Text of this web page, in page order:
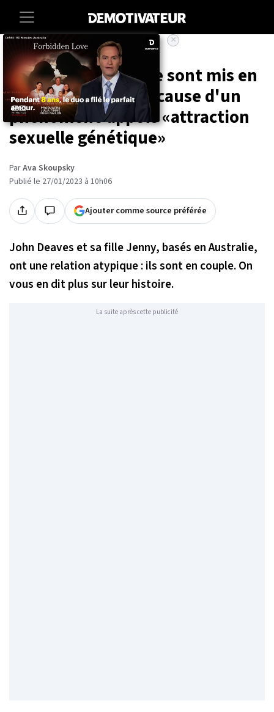
Accueil Insolite
Ce père et sa fille se sont mis en
couple ensemble à cause d'un
phénomène appelé «attraction
sexuelle génétique»
ParAva Skoupsky
Publié le 27/01/2023 à 10h06
Ajouter comme source préférée
×
John Deaves et sa fille Jenny, basés en Australie,
ont une relation atypique : ils sont en couple. On
vous en dit plus sur leur histoire.
La suite après cette publicité